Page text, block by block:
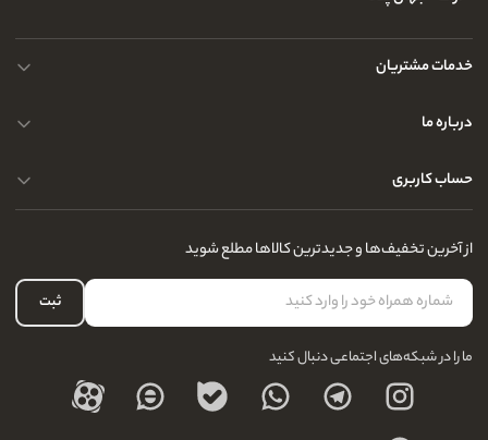
خدمات مشتریان
حریم خصوصی کاربران
تماس با ما
درباره ما
سوالات متداول
آدرس فروشگاه
نحوه ارسال کالا
نحوه بازگشت کالا
درباره ما
حساب کاربری
لیست علاقه‌مندی
حساب کاربری
از آخرین تخفیف‌ها و جدیدترین کالاها مطلع شوید
ثبت
ما را در شبکه‌های اجتماعی دنبال کنید